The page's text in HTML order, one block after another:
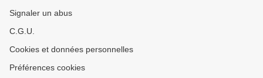
Signaler un abus
C.G.U.
Cookies et données personnelles
Préférences cookies